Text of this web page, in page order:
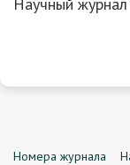
Номера журнала